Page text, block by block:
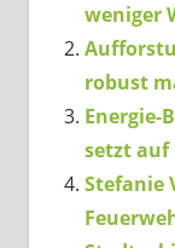
weniger
robust
Energie-
setzt auf
Stefanie